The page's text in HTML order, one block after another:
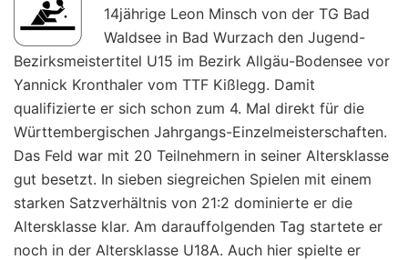
14jährige Leon Minsch von der TG Bad
Waldsee in Bad Wurzach den Jugend-
Bezirksmeistertitel U15 im Bezirk Allgäu-Bodensee vor
Yannick Kronthaler vom TTF Kißlegg. Damit
qualifizierte er sich schon zum 4. Mal direkt für die
Württembergischen Jahrgangs-Einzelmeisterschaften.
Das Feld war mit 20 Teilnehmern in seiner Altersklasse
gut besetzt. In sieben siegreichen Spielen mit einem
starken Satzverhältnis von 21:2 dominierte er die
Altersklasse klar. Am darauffolgenden Tag startete er
noch in der Altersklasse U18A. Auch hier spielte er